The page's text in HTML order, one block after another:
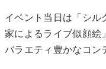
イベント当日は「シル
家によるライブ似顔絵
バラエティ豊かなコン